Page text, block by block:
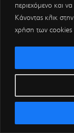
περιεχόμενο και
Κάνοντας κλικ
χρήση των cookies